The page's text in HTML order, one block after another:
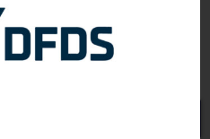

10/10